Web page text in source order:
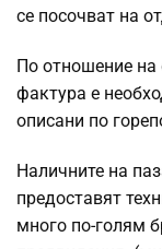
се посочват на
По отношение
фактура е
описани по
Наличните на
предоставят
много по-голям